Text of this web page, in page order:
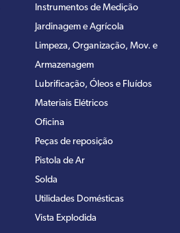
Instrumentos de Medição
Jardinagem e Agrícola
Limpeza, Organização, Mov. e
Armazenagem
Lubrificação, Óleos e Fluídos
Materiais Elétricos
Oficina
Peças de reposição
Pistola de Ar
Solda
Utilidades Domésticas
Vista Explodida